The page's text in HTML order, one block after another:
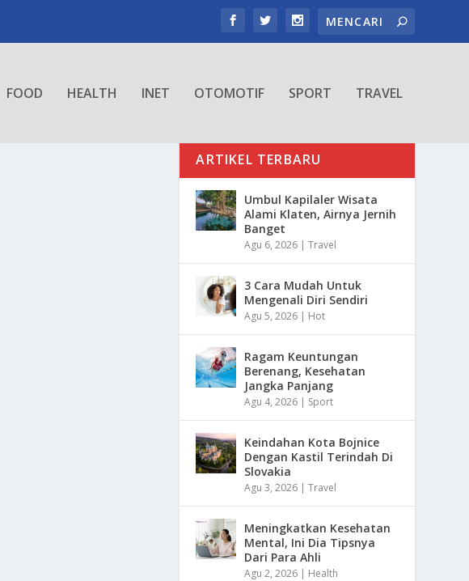
FOOD HEALTH INET OTOMOTIF SPORT TRAVEL
ARTIKEL TERBARU
Umbul Kapilaler Wisata
Alami Klaten, Airnya Jernih
Banget
Agu 6, 2026 |Travel
3 Cara Mudah Untuk
Mengenali Diri Sendiri
Agu 5, 2026 | Hot
Ragam Keuntungan
Berenang, Kesehatan
Jangka Panjang
Agu 4, 2026 | Sport
Keindahan Kota Bojnice
Dengan Kastil Terindah Di
Slovakia
Agu 3, 2026 |Travel
Meningkatkan Kesehatan
Mental, Ini Dia Tipsnya
Dari Para Ahli
Agu 2, 2026 | Health